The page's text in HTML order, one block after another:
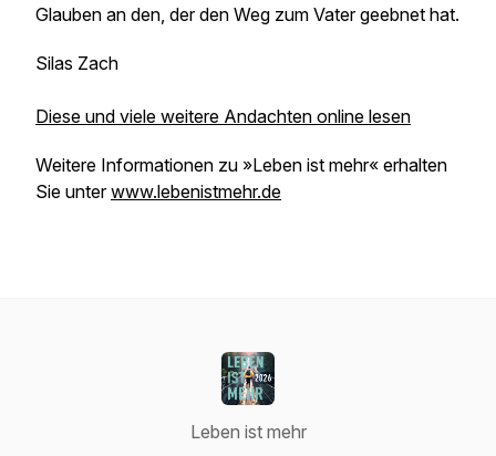
Glauben an den, der den Weg zum Vater geebnet hat.
Silas Zach
Diese und viele weitere Andachten online lesen
Weitere Informationen zu »Leben ist mehr« erhalten
Sie unterwww.lebenistmehr.de
Leben ist mehr